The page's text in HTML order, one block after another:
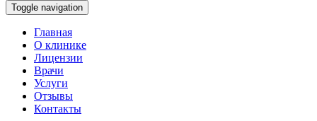
Toggle navigation
Главная
О клинике
Лицензии
Врачи
Услуги
Отзывы
Контакты